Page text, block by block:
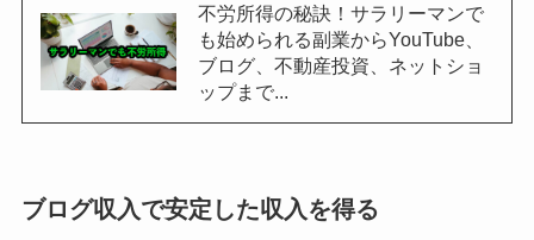
不労所得の秘訣！サラリーマンで
も始められる副業からYouTube、
ブログ、不動産投資、ネットショ
ップまで...
ブログ収入で安定した収入を得る